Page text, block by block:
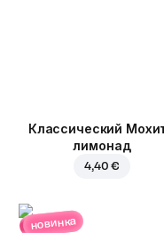
Классический
лимонад
4,40 €
новинка